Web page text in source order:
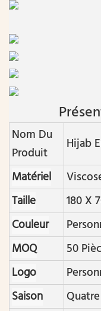
Nom Du
Produit
Hijab
Matériel
Taille
180 X
Couleur
MOQ
50
Logo
Saison
Quatre